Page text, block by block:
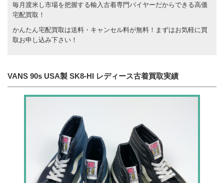
毎月渡米し市場を把握する輸入古着専門バイヤーだからできる高価
宅配買取！
かんたん宅配買取は送料・キャンセル料が無料！まずはお気軽に買
取お申し込み下さい！
VANS 90s USA製 SK8-HI レディース古着買取実績